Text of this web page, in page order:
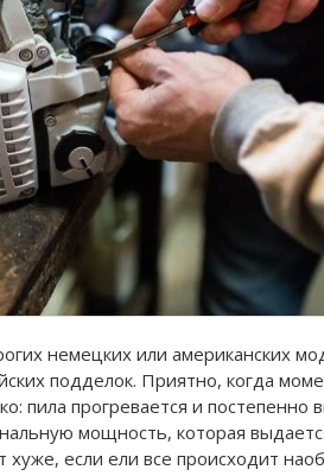
немецких или американских
подделок. Приятно, когда
пила прогревается и постепенно
мощность, которая
хуже, если ели все происходит